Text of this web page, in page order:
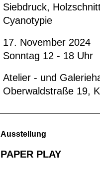
Siebdruck,
Cyanotypie
17. November 2024
Sonntag 12 - 18 Uhr
Atelier - und
Oberwaldstraße 19,
Ausstellung
PAPER PLAY